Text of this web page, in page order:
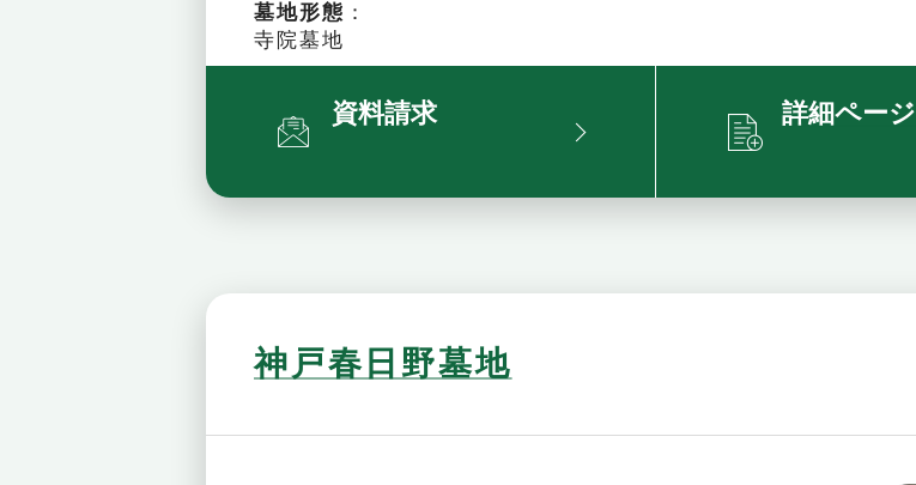
墓地形態 ：
寺院墓地
資料請求 詳細ページ
神戸春日野墓地